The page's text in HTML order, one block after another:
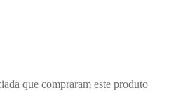
que compraram este produto